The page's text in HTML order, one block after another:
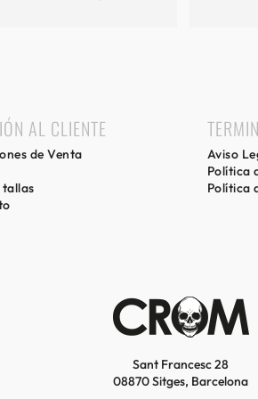
AL CLIENTE
de Venta
tallas
Aviso
Política
Política
Sant Francesc 28
08870 Sitges, Barcelona